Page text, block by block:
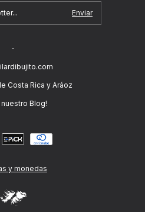
-
Costa Rica y Aráoz
nuestro Blog!
y monedas